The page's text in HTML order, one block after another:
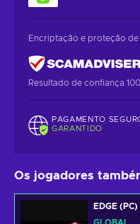
Encriptação e proteção
Resultado de confiança
PAGAMENTO
GARANTIDO
Os jogadores
EDGE
GLOBAL